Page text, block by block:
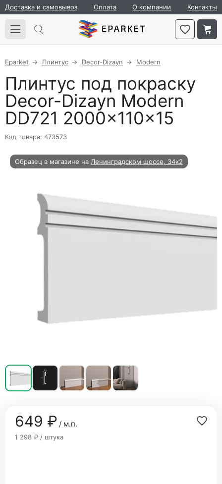
Доставка и самовывоз Оплата О компании Контакты
Eparket Плинтус Decor-Dizayn Modern
Плинтус под покраску
Decor-Dizayn Modern
DD721 2000×110×15
Код товара: 473573
Образец в магазине на Ленинградском шоссе, 34к2
649 ₽/ м.п.
1 298 ₽ / штука